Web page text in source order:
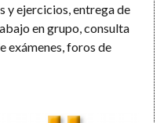
y ejercicios, entrega de
en grupo, consulta
exámenes, foros de